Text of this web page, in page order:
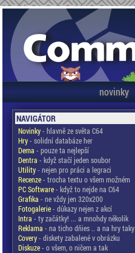
novinky
NAVIGÁTOR
Novinky- hlavně ze světa C64
Hry- solidní databáze her
Dema - pouze ta nejlepší
Dentra - když stačí jeden soubor
Utility- nejen pro práci a legraci
Recenze- trocha textu o všem možném
PC Software- když to nejde na C64
Grafika - ne vždy jen 320x200
Fotogalerie- důkazy nejen z akcí
Intra - ty začátky! ... a mnohdy několik
Reklama - na ticho dňies .. a na hry taky
Covery- diskety zabalené v obrázku
Diskuze- o všem, o ničem a tak